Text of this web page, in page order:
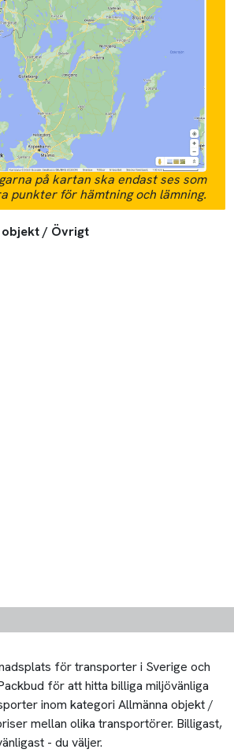
på kartan ska endast ses som
punkter för hämtning och lämning.
/ Övrigt
för transporter i Sverige och
för att hitta billiga miljövänliga
inom kategori Allmänna objekt /
mellan olika transportörer. Billigast,
- du väljer.